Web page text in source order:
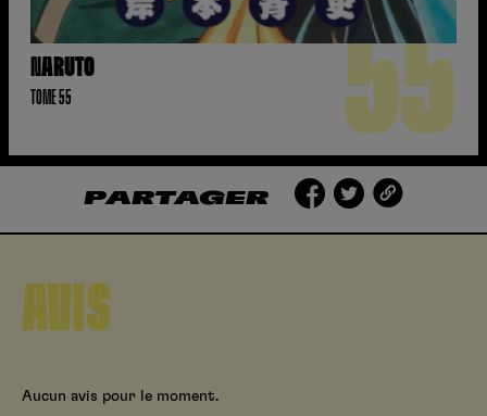
NARUTO
TOME 55 55
PARTAGER
AVIS
Aucun avis pour le moment.